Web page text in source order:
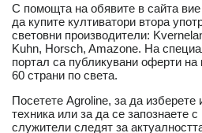
С помощта на обявите в сайта
да купите култиватори втора
световни производители:
Kuhn, Horsch, Amazone. На
портал са публикувани оферти
60 страни по света.
Посетете Agroline, за да изберете
техника или за да се запознаете
служители следят за